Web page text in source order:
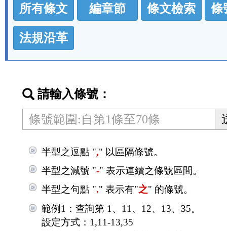
規
功
能
按
區
所有條文 編章節 條文檢索 條
法規沿革
請輸入條號：
半型之逗點 "," 以區隔條號。
半型之減號 "-" 表示連續之條號區間。
半型之句點 "." 表示有"之" 的條號。
範例1：查詢第 1、11、12、13、35。
設定方式：1,11-13,35